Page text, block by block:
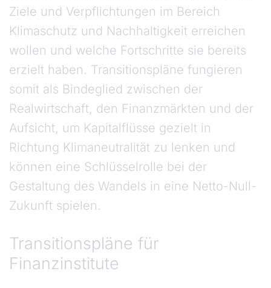
Ziele und Verpflichtungen im Bereich
Klimaschutz und Nachhaltigkeit erreichen
wollen und welche Fortschritte sie bereits
erzielt haben. Transitionspläne fungieren
somit als Bindeglied zwischen der
Realwirtschaft, den Finanzmärkten und der
Aufsicht, um Kapitalflüsse gezielt in
Richtung Klimaneutralität zu lenken und
können eine Schlüsselrolle bei der
Gestaltung des Wandels in eine Netto-Null-
Zukunft spielen.
Transitionspläne für
Finanzinstitute